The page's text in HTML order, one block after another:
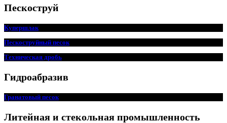
Пескоструй
Купершлак
Пескоструйный песок
Техническая дробь
Гидроабразив
Гранатовый песок
Литейная и стекольная промышленность